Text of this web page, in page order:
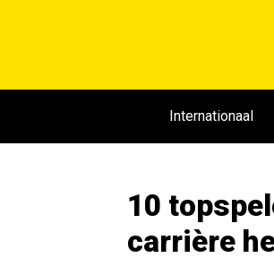
Internationaal
10
carrière